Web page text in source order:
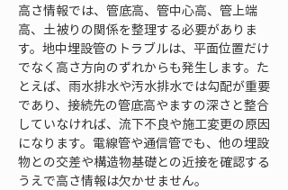
高さ情報では、管底高、管中心高、管上端
高、土被りの関係を整理する必要がありま
す。地中埋設管のトラブルは、平面位置だけ
でなく高さ方向のずれからも発生します。た
とえば、雨水排水や汚水排水では勾配が重要
であり、接続先の管底高やますの深さと整合
していなければ、流下不良や施工変更の原因
になります。電線管や通信管でも、他の埋設
物との交差や構造物基礎との近接を確認する
うえで高さ情報は欠かせません。